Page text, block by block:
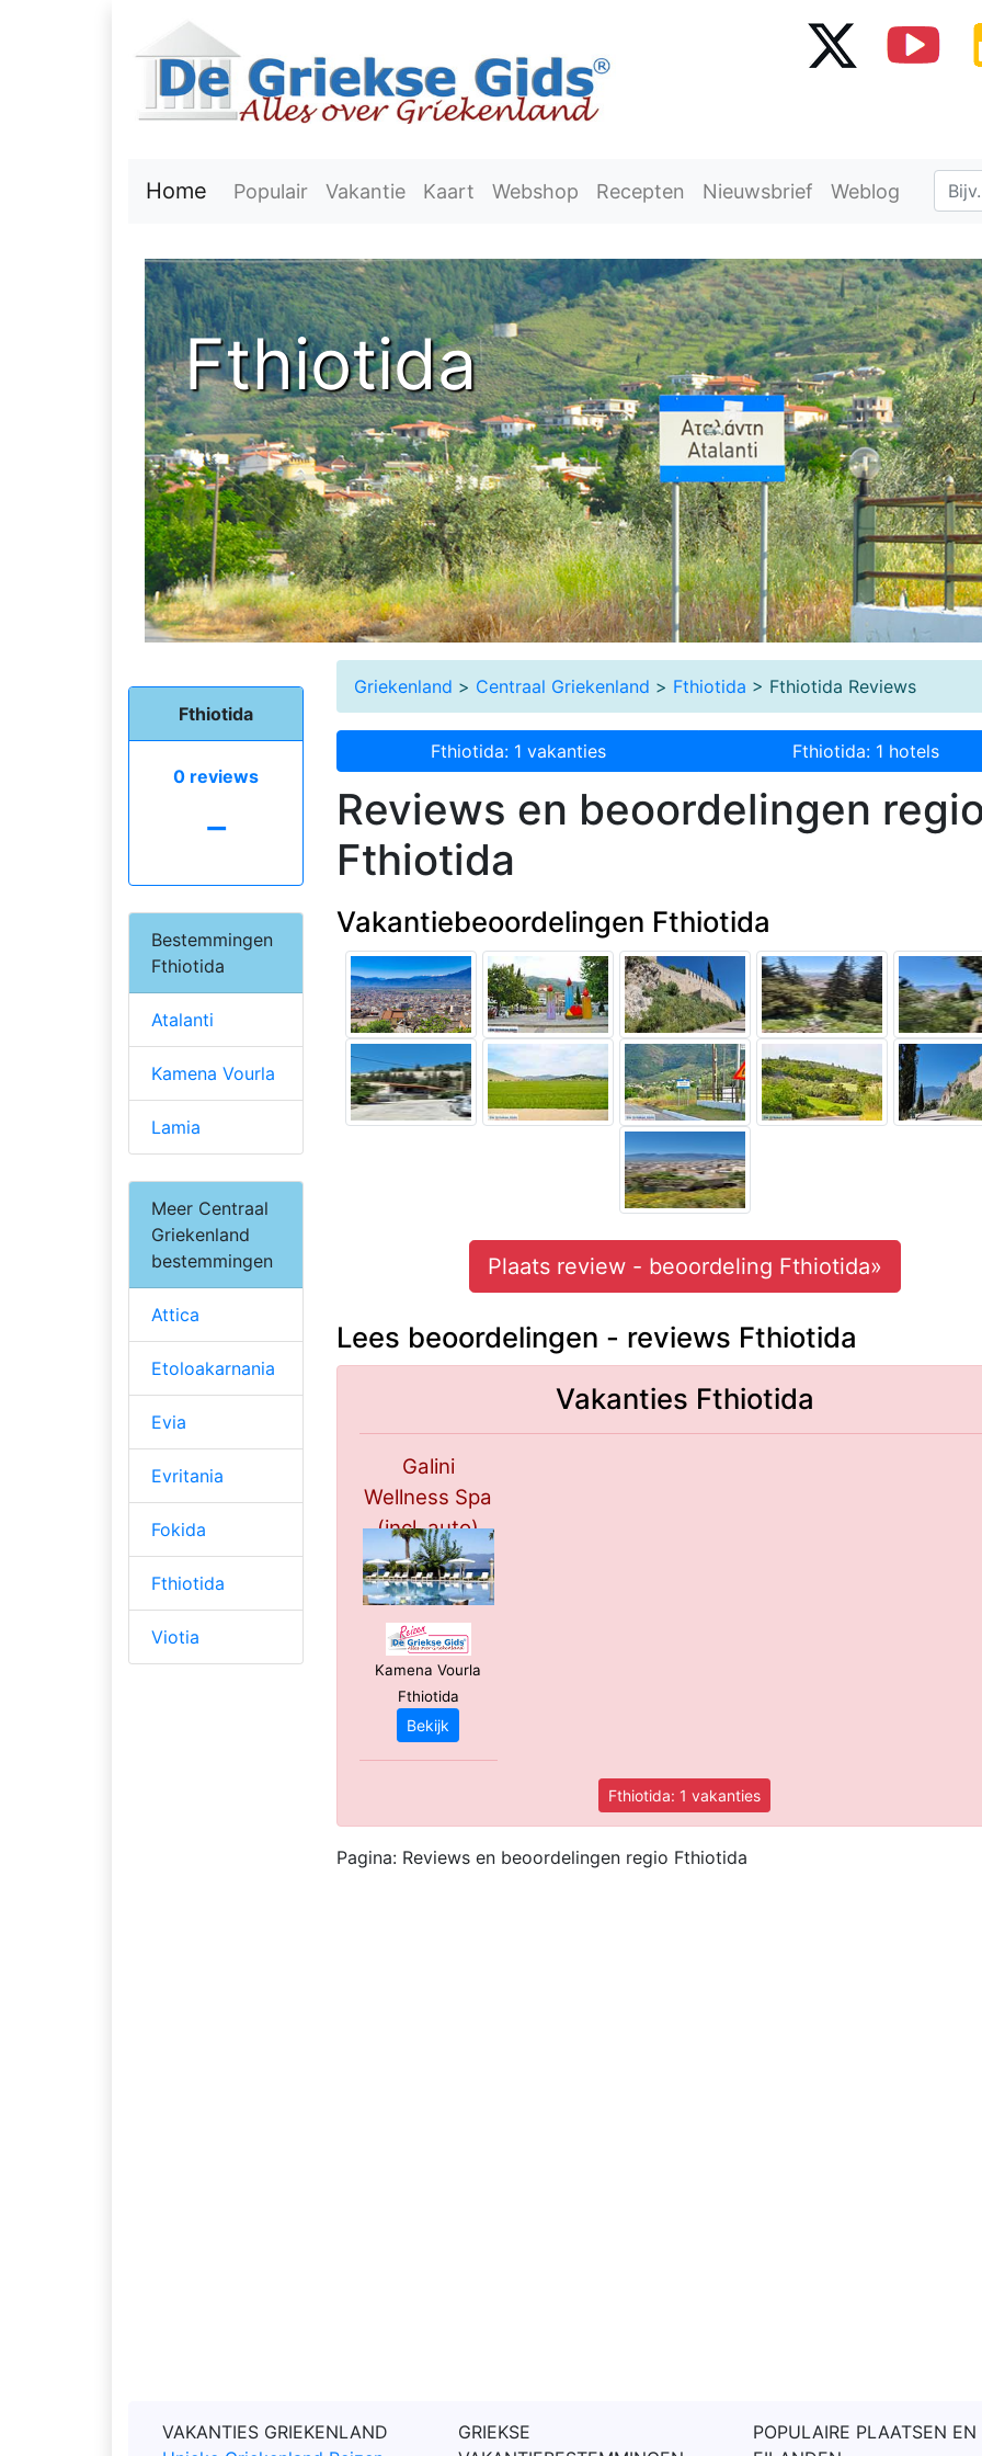
Home Populair Vakantie Kaart Webshop Recepten Nieuwsbrief Weblog
Fthiotida
Griekenland > Centraal Griekenland > Fthiotida > Fthiotida Reviews
Fthiotida: 1 vakanties Fthiotida: 1 hotels
Reviews en beoordelingen
Fthiotida
Vakantiebeoordelingen Fthiotida
Plaats review - beoordeling Fthiotida»
Lees beoordelingen - reviews Fthiotida
Vakanties Fthiotida
Galini
Wellness Spa
(incl. auto)
*****
Kamena Vourla
Fthiotida
Bekijk
Fthiotida: 1 vakanties
Pagina: Reviews en beoordelingen regio Fthiotida
Fthiotida
0 reviews
-
Bestemmingen
Fthiotida
Atalanti
Kamena Vourla
Lamia
Meer Centraal
Griekenland
bestemmingen
Attica
Etoloakarnania
Evia
Evritania
Fokida
Fthiotida
Viotia
VAKANTIES GRIEKENLAND
GRIEKSE
POPULAIRE PLAATSEN EN